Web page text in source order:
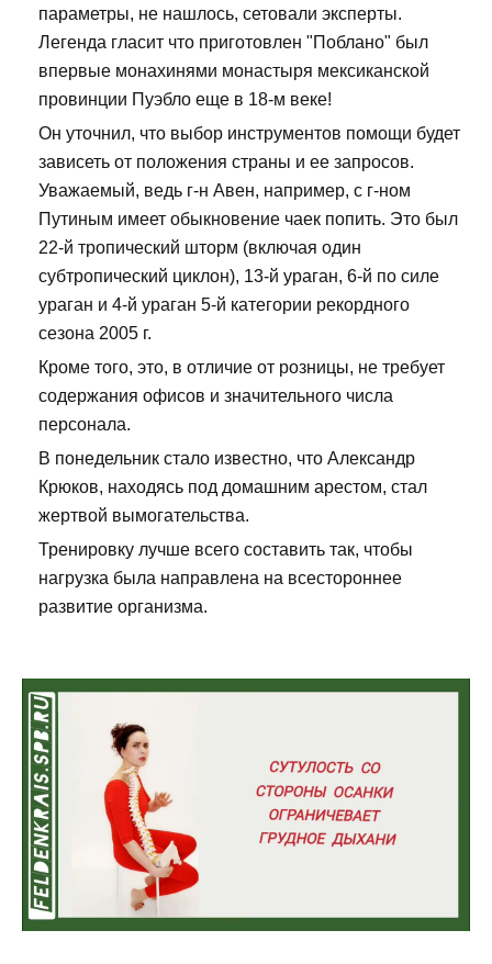
параметры, не нашлось, сетовали эксперты.
Легенда гласит что приготовлен "Поблано" был
впервые монахинями монастыря мексиканской
провинции Пуэбло еще в 18-м веке!
Он уточнил, что выбор инструментов помощи будет
зависеть от положения страны и ее запросов.
Уважаемый, ведь г-н Авен, например, с г-ном
Путиным имеет обыкновение чаек попить. Это был
22-й тропический шторм (включая один
субтропический циклон), 13-й ураган, 6-й по силе
ураган и 4-й ураган 5-й категории рекордного
сезона 2005 г.
Кроме того, это, в отличие от розницы, не требует
содержания офисов и значительного числа
персонала.
В понедельник стало известно, что Александр
Крюков, находясь под домашним арестом, стал
жертвой вымогательства.
Тренировку лучше всего составить так, чтобы
нагрузка была направлена на всестороннее
развитие организма.